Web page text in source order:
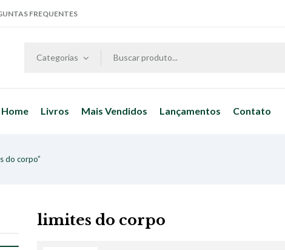
FREQUENTES
Categorias
Home Livros Mais Vendidos Lançamentos Contato
do corpo”
limites do corpo